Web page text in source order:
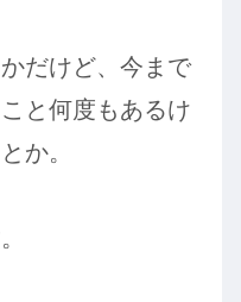
だけど、今まで
と何度もあるけ
か。